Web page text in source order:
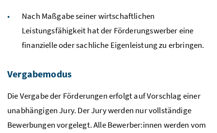
Nach Maßgabe seiner wirtschaftlichen
Leistungsfähigkeit hat der Förderungswerber eine
finanzielle oder sachliche Eigenleistung zu erbringen.
Vergabemodus
Die Vergabe der Förderungen erfolgt auf Vorschlag einer
unabhängigen Jury. Der Jury werden nur vollständige
Bewerbungen vorgelegt. Alle Bewerber:innen werden vom